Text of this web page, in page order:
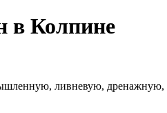
в Колпине
ливневую, дренажную,